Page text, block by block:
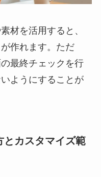
材を活用すると、
作れます。ただ
最終チェックを行
ようにすることが
とカスタマイズ範